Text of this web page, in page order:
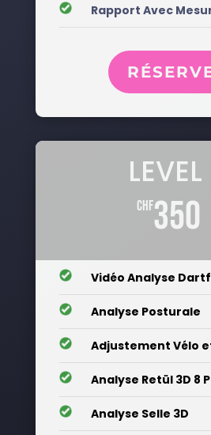
__ Rapport Avec
LEVEL
chf350
__ Vidéo Analyse
__ Analyse Posturale
__ Adjustement Vélo
__ Analyse Retül 3D 8
__ Analyse Selle 3D